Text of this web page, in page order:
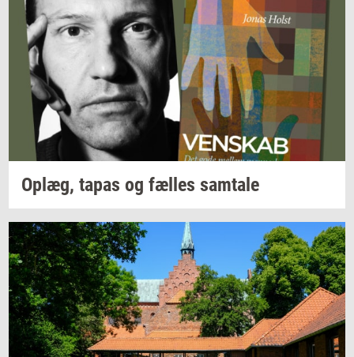
Oplæg, tapas og fæl­les sam­ta­le